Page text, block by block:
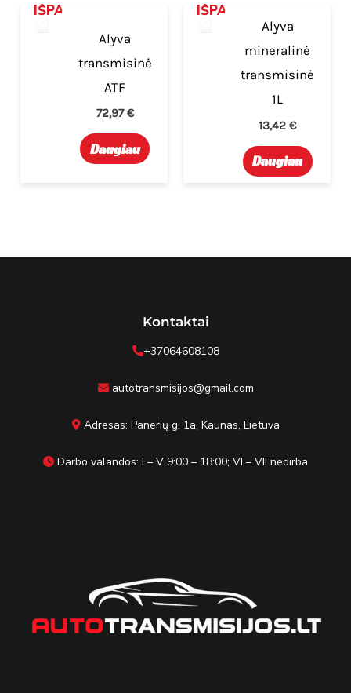
IŠPARDUOTA
Alyva
transmisinė
ATF
72,97€
Daugiau
IŠPARDUOTA
Alyva
mineralinė
transmisinė
1L
13,42€
Daugiau
Kontaktai
+37064608108
autotransmisijos@gmail.com
Adresas: Panerių g. 1a, Kaunas, Lietuva
Darbo valandos: I – V 9:00 – 18:00; VI – VII nedirba